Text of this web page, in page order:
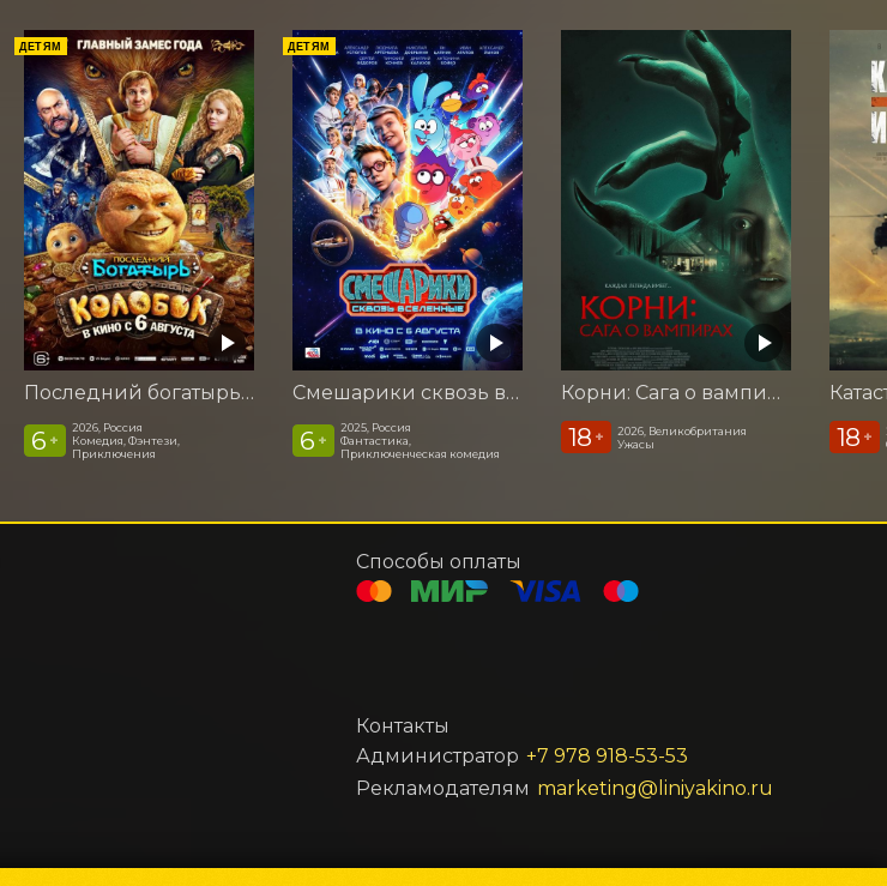
ДЕТЯМ
Последний богатырь. Колобок
6 +
2026, Россия
Комедия, Фэнтези,
Приключения
ДЕТЯМ
Смешарики сквозь вселенные
6 +
2025, Россия
Фантастика,
Приключенческая комедия
Корни: Сага о вампирах
18 +
2026, Великобритания
Ужасы
18 +
Способы оплаты
Контакты
Администратор +7 978 918-53-53
Рекламодателям marketing@liniyakino.ru